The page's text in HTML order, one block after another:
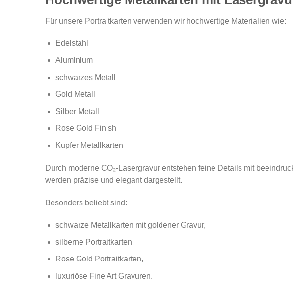
Für unsere Portraitkarten verwenden wir hochwertige Materialien wie:
Edelstahl
Aluminium
schwarzes Metall
Gold Metall
Silber Metall
Rose Gold Finish
Kupfer Metallkarten
Durch moderne CO₂-Lasergravur entstehen feine Details mit
werden präzise und elegant dargestellt.
Besonders beliebt sind:
schwarze Metallkarten mit goldener Gravur,
silberne Portraitkarten,
Rose Gold Portraitkarten,
luxuriöse Fine Art Gravuren.